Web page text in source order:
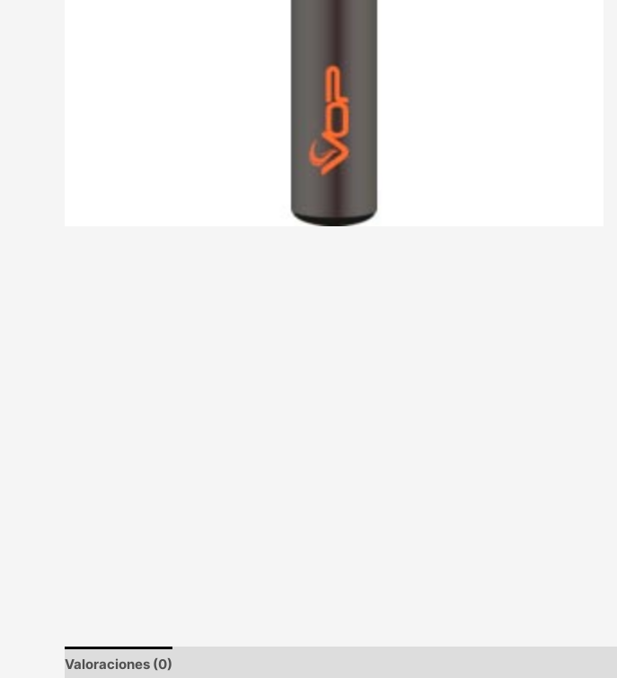
Valoraciones (0)